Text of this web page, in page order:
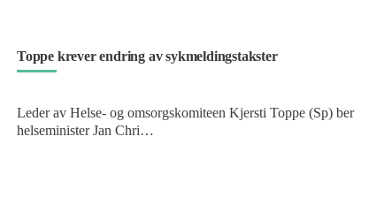
Toppe krever endring av sykmeldingstakster
Leder av Helse- og omsorgskomiteen Kjersti Toppe (Sp) ber
helseminister Jan Chri…